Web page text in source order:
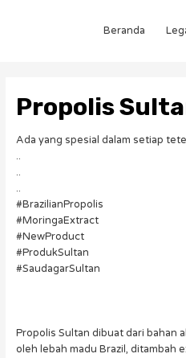
Beranda
Propolis
Ada yang spesial dalam setiap
..
..
..
#BrazilianPropolis
#MoringaExtract
#NewProduct
#ProdukSultan
#SaudagarSultan
Propolis Sultan dibuat dari bahan
oleh lebah madu Brazil, ditambah